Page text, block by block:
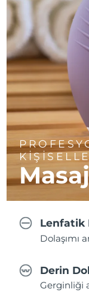
Lenfatik
Dolaşımı
Derin
Gerginliği